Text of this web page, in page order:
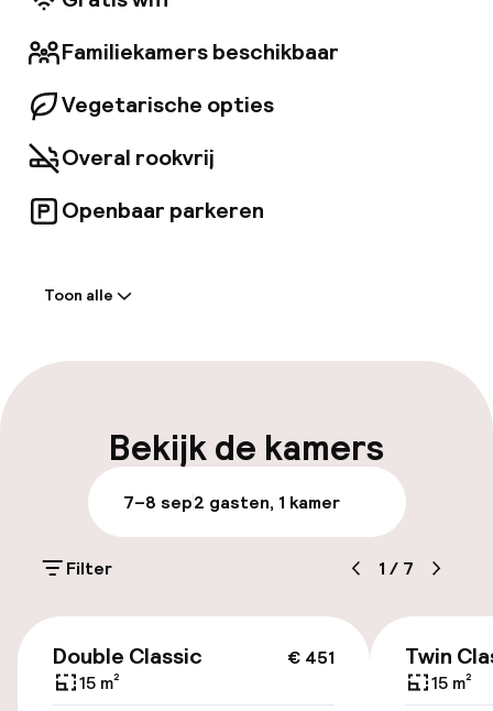
geserveerd in de Tea Lounge.
Familiekamers beschikbaar
Vegetarische opties
Overal rookvrij
Openbaar parkeren
Bagageruimte
Parkeren & mobiliteit
Openbaar parkeren
Luchthavenshuttle
Toegankelijkheid
Lift
Toon alle
Bekijk de kamers
7–8 sep2 gasten, 1 kamer
Filter 1 / 7
€ 451
Double Classic
15 m²
Twin
15 m²